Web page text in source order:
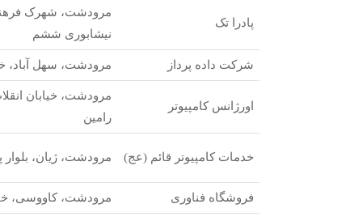
پادرا تک
مرودشت، شهرک
نیشابوری ششم
شرکت داده پرداز مرودشت، سهل آباد،
اورژانس کامپیوتر
مرودشت، خیابان
رامین
خدمات کامپیوتر قائم (عج) مرودشت، ژیان،
فروشگاه فناوری مرودشت، کاووسی،